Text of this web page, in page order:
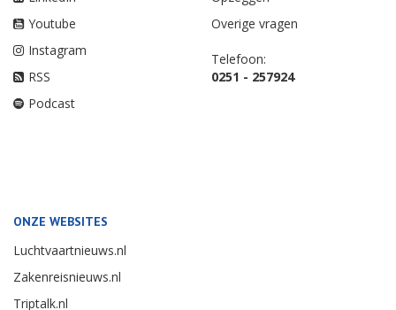
Youtube
Instagram
RSS
Podcast
Overige vragen
Telefoon:
0251 - 257924
ONZE WEBSITES
Luchtvaartnieuws.nl
Zakenreisnieuws.nl
Triptalk.nl